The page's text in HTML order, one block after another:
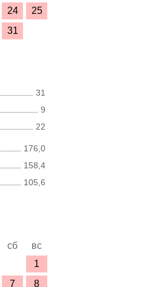
24
25
31
31
9
22
176,0
158,4
105,6
сб
вс
1
7 8